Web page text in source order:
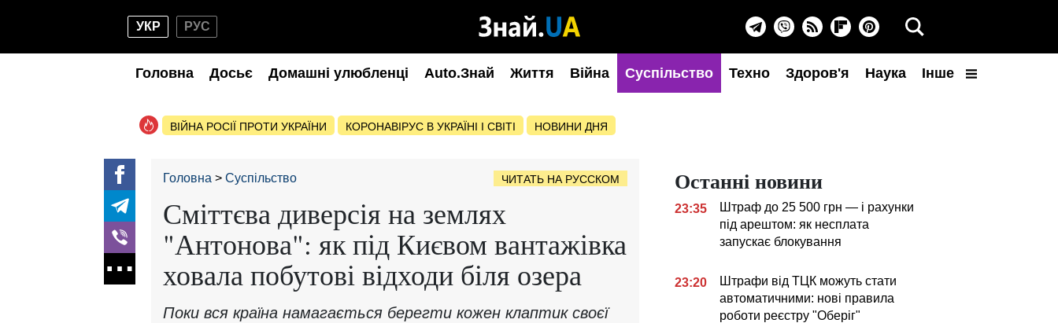
УКР РУС
Головна Досьє Домашні улюбленці Auto.Знай Життя Війна Суспільство Техно Здоров'я Наука Інше
ВІЙНА РОСІЇ ПРОТИ УКРАЇНИ КОРОНАВІРУС В УКРАЇНІ І СВІТІ НОВИНИ ДНЯ
Головна Суспільство ЧИТАТЬ НА РУССКОМ
Сміттєва диверсія на землях
"Антонова": як під Києвом вантажівка
ховала побутові відходи біля озера
Поки вся країна намагається берегти кожен клаптик своєї
Останні новини
23:35
Штраф до 25 500 грн — і рахунки
під арештом: як несплата
запускає блокування
23:20
Штрафи від ТЦК можуть стати
автоматичними: нові правила
роботи реєстру "Оберіг"